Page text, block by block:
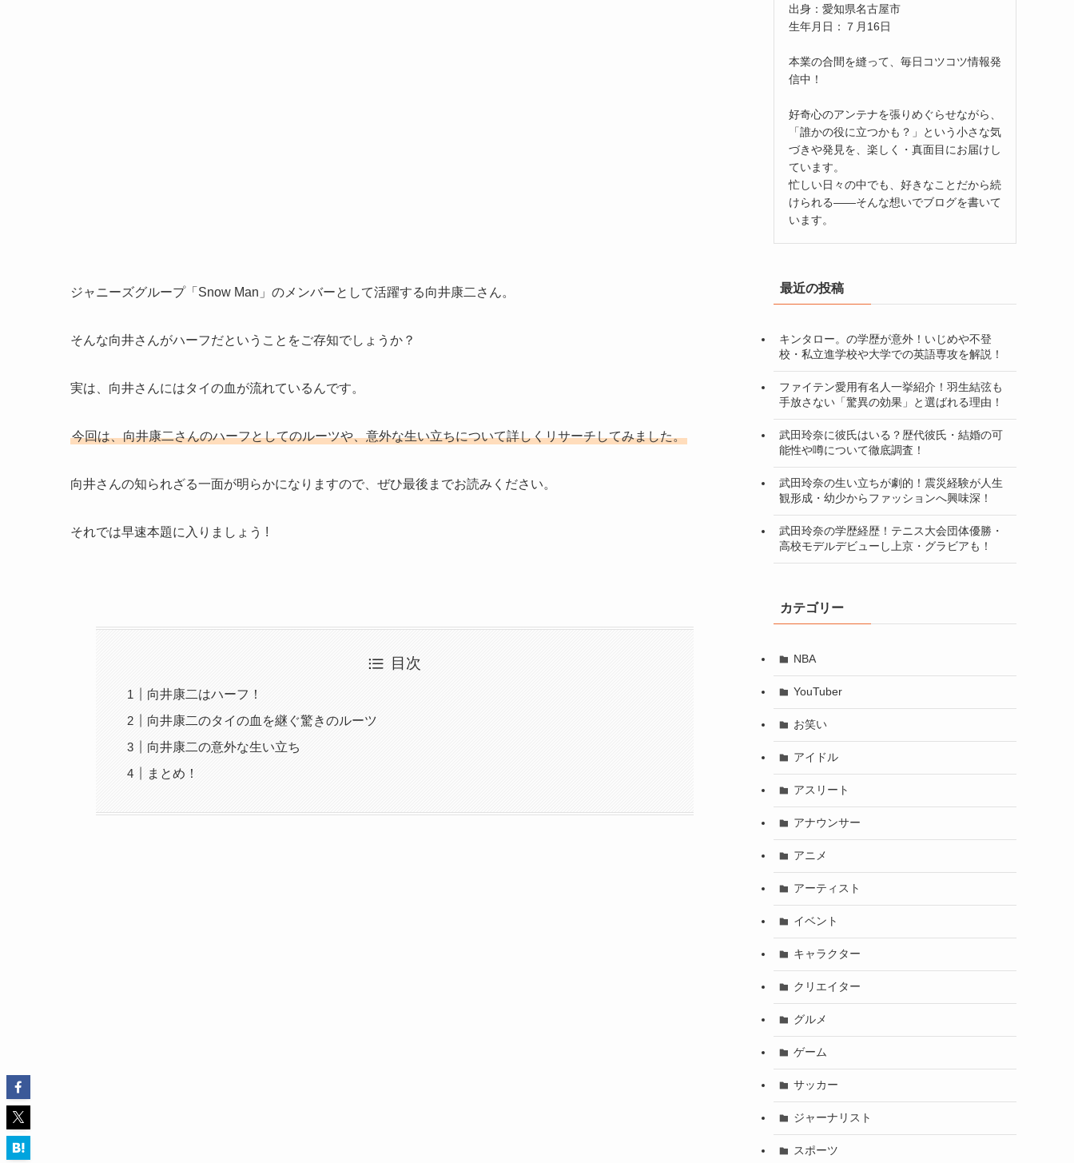
ジャニーズグループ「Snow Man」のメンバーとして活躍する向井康二さん。
そんな向井さんがハーフだということをご存知でしょうか？
実は、向井さんにはタイの血が流れているんです。
今回は、向井康二さんのハーフとしてのルーツや、意外な生い立ちについて詳しくリサーチしてみました。
向井さんの知られざる一面が明らかになりますので、ぜひ最後までお読みください。
それでは早速本題に入りましょう !
目次
向井康二はハーフ！
向井康二のタイの血を継ぐ驚きのルーツ
向井康二の意外な生い立ち
まとめ！
出身：愛知県名古屋市
生年月日：７月16日
本業の合間を縫って、毎日コツコツ情報発
信中！
好奇心のアンテナを張りめぐらせながら、
「誰かの役に立つかも？」という小さな気
づきや発見を、楽しく・真面目にお届けし
ています。
忙しい日々の中でも、好きなことだから続
けられる——そんな想いでブログを書いて
います。
最近の投稿
キンタロー。の学歴が意外！いじめや不登
校・私立進学校や大学での英語専攻を解説！
ファイテン愛用有名人一挙紹介！羽生結弦も
手放さない「驚異の効果」と選ばれる理由！
武田玲奈に彼氏はいる？歴代彼氏・結婚の可
能性や噂について徹底調査！
武田玲奈の生い立ちが劇的！震災経験が人生
観形成・幼少からファッションへ興味深！
武田玲奈の学歴経歴！テニス大会団体優勝・
高校モデルデビューし上京・グラビアも！
カテゴリー
NBA
YouTuber
お笑い
アイドル
アスリート
アナウンサー
アニメ
アーティスト
イベント
キャラクター
クリエイター
グルメ
ゲーム
サッカー
ジャーナリスト
スポーツ